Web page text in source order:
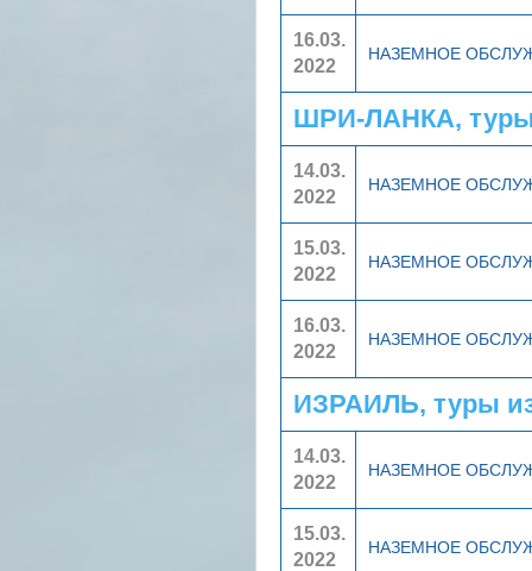
16.03.
2022
НАЗЕМНОЕ
ШРИ-ЛАНКА,
14.03.
2022
НАЗЕМНОЕ
15.03.
2022
НАЗЕМНОЕ
16.03.
2022
НАЗЕМНОЕ
ИЗРАИЛЬ, туры
14.03.
2022
НАЗЕМНОЕ
15.03.
2022
НАЗЕМНОЕ